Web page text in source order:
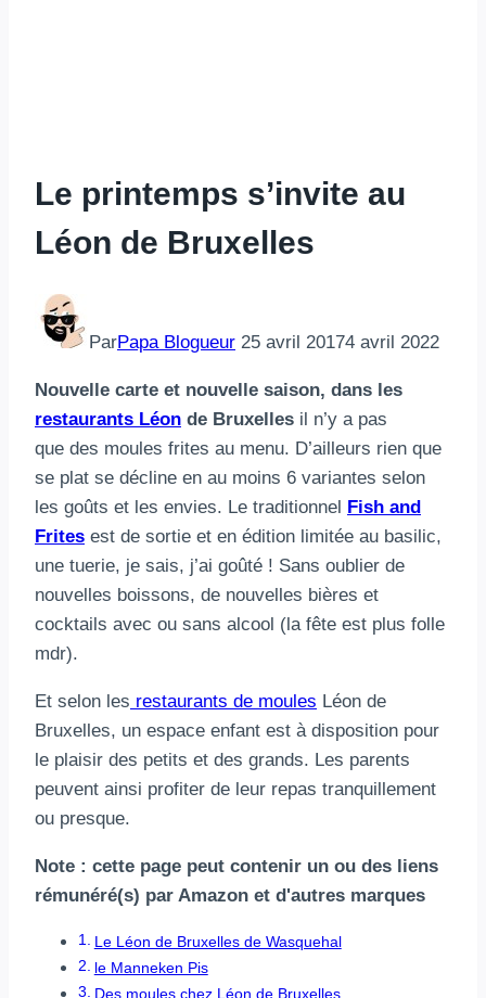
Le printemps s’invite au
Léon de Bruxelles
ParPapa Blogueur 25 avril 20174 avril 2022
Nouvelle carte et nouvelle saison, dans les
restaurants Léon de Bruxelles il n’y a pas
que des moules frites au menu. D’ailleurs rien que
se plat se décline en au moins 6 variantes selon
les goûts et les envies. Le traditionnel Fish and
Frites est de sortie et en édition limitée au basilic,
une tuerie, je sais, j’ai goûté ! Sans oublier de
nouvelles boissons, de nouvelles bières et
cocktails avec ou sans alcool (la fête est plus folle
mdr).
Et selon les restaurants de moules Léon de
Bruxelles, un espace enfant est à disposition pour
le plaisir des petits et des grands. Les parents
peuvent ainsi profiter de leur repas tranquillement
ou presque.
Note : cette page peut contenir un ou des liens
rémunéré(s) par Amazon et d'autres marques
Le Léon de Bruxelles de Wasquehal
le Manneken Pis
Des moules chez Léon de Bruxelles